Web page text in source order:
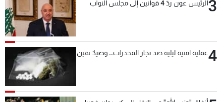
3الرئيس عون ردّ 4 قوانين إلى مجلس النواب
4عملية امنية ليلية ضد تجار المخدرات.. وصيدٌ ثمين